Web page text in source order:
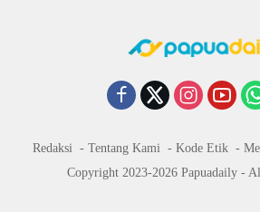
Redaksi Tentang Kami Kode Etik
Copyright 2023-2026 Papuadaily -